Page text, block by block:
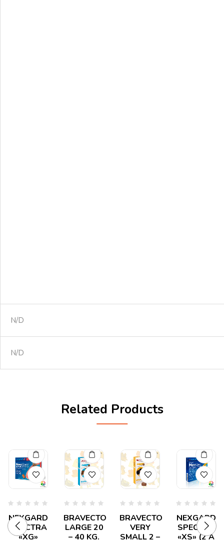
N/D
N/D
Related Products
en
0
de
NEXGARD
SPECTRA
«XG»
en
0
BRAVECTO
LARGE 20
– 40 KG.
en
de
BRAVECTO
VERY
SMALL 2 –
en
0
NEXGARD
SPECTRA
«XS» (2 A